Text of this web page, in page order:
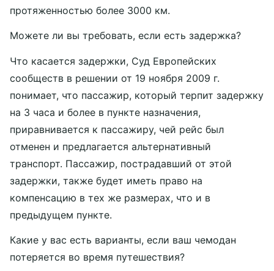
протяженностью более 3000 км.
Можете ли вы требовать, если есть задержка?
Что касается задержки, Суд Европейских
сообществ в решении от 19 ноября 2009 г.
понимает, что пассажир, который терпит задержку
на 3 часа и более в пункте назначения,
приравнивается к пассажиру, чей рейс был
отменен и предлагается альтернативный
транспорт. Пассажир, пострадавший от этой
задержки, также будет иметь право на
компенсацию в тех же размерах, что и в
предыдущем пункте.
Какие у вас есть варианты, если ваш чемодан
потеряется во время путешествия?